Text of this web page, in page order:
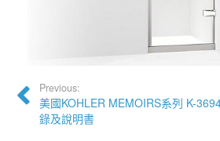
Previous:
美國KOHLER MEMOIRS系列 K-
錄及說明書